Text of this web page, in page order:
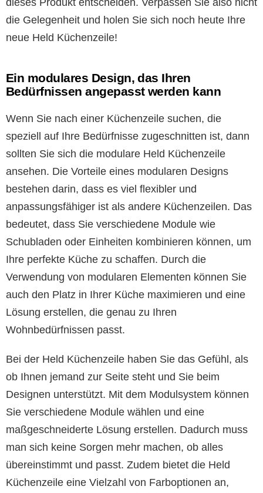
die Gelegenheit und holen Sie sich noch heute Ihre
neue Held Küchenzeile!
Ein modulares Design, das Ihren
Bedürfnissen angepasst werden kann
Wenn Sie nach einer Küchenzeile suchen, die
speziell auf Ihre Bedürfnisse zugeschnitten ist, dann
sollten Sie sich die modulare Held Küchenzeile
ansehen. Die Vorteile eines modularen Designs
bestehen darin, dass es viel flexibler und
anpassungsfähiger ist als andere Küchenzeilen. Das
bedeutet, dass Sie verschiedene Module wie
Schubladen oder Einheiten kombinieren können, um
Ihre perfekte Küche zu schaffen. Durch die
Verwendung von modularen Elementen können Sie
auch den Platz in Ihrer Küche maximieren und eine
Lösung erstellen, die genau zu Ihren
Wohnbedürfnissen passt.
Bei der Held Küchenzeile haben Sie das Gefühl, als
ob Ihnen jemand zur Seite steht und Sie beim
Designen unterstützt. Mit dem Modulsystem können
Sie verschiedene Module wählen und eine
maßgeschneiderte Lösung erstellen. Dadurch muss
man sich keine Sorgen mehr machen, ob alles
übereinstimmt und passt. Zudem bietet die Held
Küchenzeile eine Vielzahl von Farboptionen an,